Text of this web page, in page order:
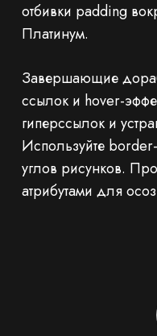
отбивки padding
Платинум.
Завершающие
ссылок и hover-
гиперссылок и
Используйте
углов рисунков.
атрибутами для